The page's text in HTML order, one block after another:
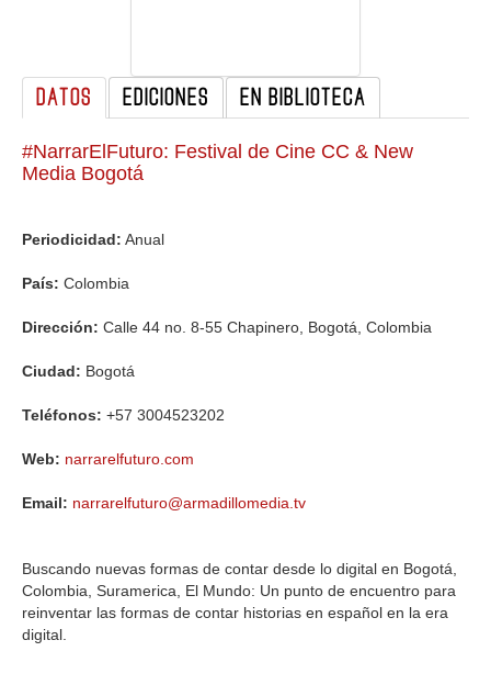
DATOS EDICIONES EN BIBLIOTECA
#NarrarElFuturo: Festival de Cine CC & New
Media Bogotá
Periodicidad: Anual
País: Colombia
Dirección: Calle 44 no. 8-55 Chapinero, Bogotá, Colombia
Ciudad: Bogotá
Teléfonos: +57 3004523202
Web: narrarelfuturo.com
Email: narrarelfuturo@armadillomedia.tv
Buscando nuevas formas de contar desde lo digital en Bogotá,
Colombia, Suramerica, El Mundo: Un punto de encuentro para
reinventar las formas de contar historias en español en la era
digital.